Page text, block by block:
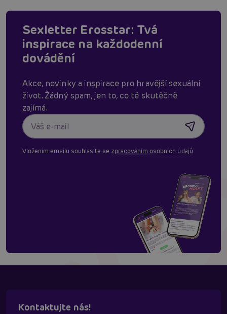
Sexletter Erosstar: Tvá
inspirace na každodenní
dovádění
Akce, novinky a inspirace pro hravější sexuální
život. Žádný spam, jen to, co tě skutěčně
zajímá.
Vložením emailu souhlasíte se zpracováním osobních údajů
Kontaktujte nás!